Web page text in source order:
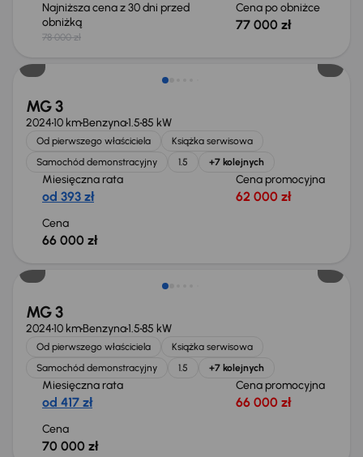
Najniższa cena z 30 dni przed
obniżką
78 000 zł
Cena po obniżce
77 000 zł
Możliwość odliczenia VAT
MG 3
202410 kmBenzyna1.585 kW
Od pierwszego właściciela
Książka serwisowa
Samochód demonstracyjny
1.5 +7 kolejnych
Miesięczna rata
od 393 zł
Cena promocyjna
62 000 zł
Cena
66 000 zł
Od nowego taniej o 8 965 zł
MG 3
202410 kmBenzyna1.585 kW
Od pierwszego właściciela
Książka serwisowa
Samochód demonstracyjny
1.5 +7 kolejnych
Miesięczna rata
od 417 zł
Cena promocyjna
66 000 zł
Cena
70 000 zł